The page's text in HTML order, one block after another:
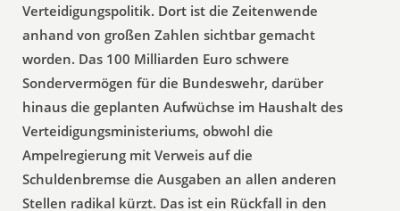
Verteidigungspolitik. Dort ist die Zeitenwende
anhand von großen Zahlen sichtbar gemacht
worden. Das 100 Milliarden Euro schwere
Sondervermögen für die Bundeswehr, darüber
hinaus die geplanten Aufwüchse im Haushalt des
Verteidigungsministeriums, obwohl die
Ampelregierung mit Verweis auf die
Schuldenbremse die Ausgaben an allen anderen
Stellen radikal kürzt. Das ist ein Rückfall in den